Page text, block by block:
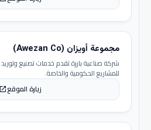
مجموعة أويزان (Awezan Co)
شركة صناعية بارزة تقدم خدمات تصنيع وتوريد
للمشاريع الحكومية والخاصة.
زيارة الموقعopen_in_new